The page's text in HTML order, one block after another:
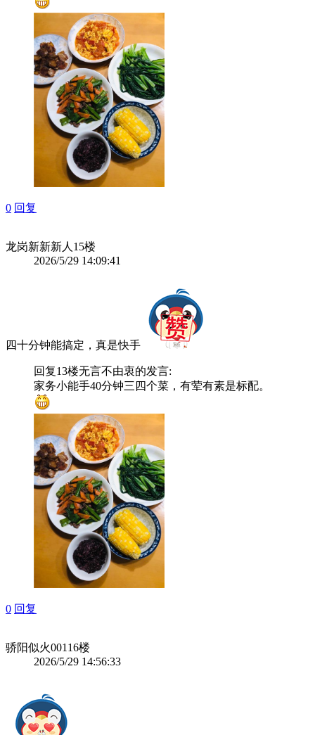
0 回复
龙岗新新新人 15楼
2026/5/29 14:09:41
四十分钟能搞定，真是快手
回复13楼无言不由衷的发言:
家务小能手40分钟三四个菜，有荤有素是标配。
0 回复
骄阳似火001 16楼
2026/5/29 14:56:33